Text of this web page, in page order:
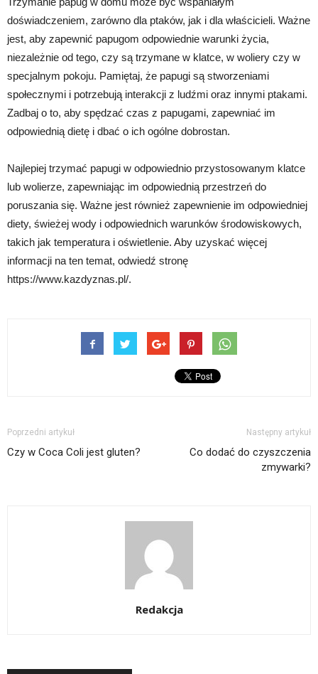
doświadczeniem, zarówno dla ptaków, jak i dla właścicieli. Ważne
jest, aby zapewnić papugom odpowiednie warunki życia,
niezależnie od tego, czy są trzymane w klatce, w woliery czy w
specjalnym pokoju. Pamiętaj, że papugi są stworzeniami
społecznymi i potrzebują interakcji z ludźmi oraz innymi ptakami.
Zadbaj o to, aby spędzać czas z papugami, zapewniać im
odpowiednią dietę i dbać o ich ogólne dobrostan.
Najlepiej trzymać papugi w odpowiednio przystosowanym klatce
lub wolierze, zapewniając im odpowiednią przestrzeń do
poruszania się. Ważne jest również zapewnienie im odpowiedniej
diety, świeżej wody i odpowiednich warunków środowiskowych,
takich jak temperatura i oświetlenie. Aby uzyskać więcej
informacji na ten temat, odwiedź stronę
https://www.kazdyznas.pl/.
Poprzedni artykuł
Czy w Coca Coli jest gluten?
Następny artykuł
Co dodać do czyszczenia
zmywarki?
Redakcja